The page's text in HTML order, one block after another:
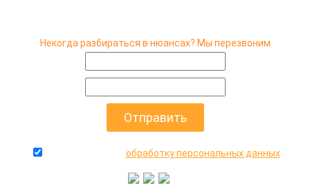
Некогда разбираться в нюансах? Мы перезвоним
обработку персональных данных